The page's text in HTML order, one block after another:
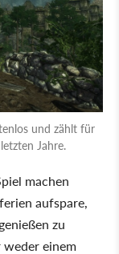
und zählt für
Jahre.
machen
aufspare,
zu
weder einem